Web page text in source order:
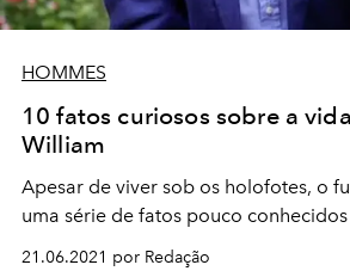
HOMMES
10 fatos curiosos sobre a
William
Apesar de viver sob os holofotes, o
uma série de fatos pouco
21.06.2021 por Redação